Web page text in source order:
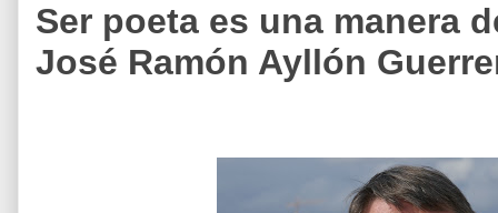
Ser poeta es una manera
José Ramón Ayllón